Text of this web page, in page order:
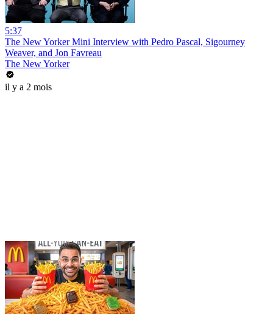
5:37
The New Yorker Mini Interview with Pedro Pascal, Sigourney
Weaver, and Jon Favreau
The New Yorker
il y a 2 mois